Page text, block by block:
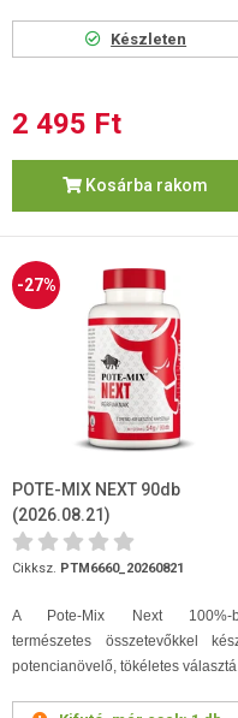
Készleten
2 495 Ft
Kosárba rakom
-27%
POTE-MIX NEXT 90db
(2026.08.21)
Cikksz. PTM6660_20260821
A Pote-Mix Next 100%-
természetes összetevőkkel
potencianövelő, tökéletes